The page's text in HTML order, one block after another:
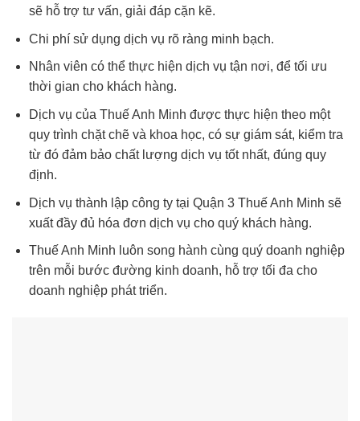
sẽ hỗ trợ tư vấn, giải đáp cặn kẽ.
Chi phí sử dụng dịch vụ rõ ràng minh bạch.
Nhân viên có thể thực hiện dịch vụ tận nơi, để tối ưu
thời gian cho khách hàng.
Dịch vụ của Thuế Anh Minh được thực hiện theo một
quy trình chặt chẽ và khoa học, có sự giám sát, kiểm tra
từ đó đảm bảo chất lượng dịch vụ tốt nhất, đúng quy
định.
Dịch vụ thành lập công ty tại Quận 3 Thuế Anh Minh sẽ
xuất đầy đủ hóa đơn dịch vụ cho quý khách hàng.
Thuế Anh Minh luôn song hành cùng quý doanh nghiệp
trên mỗi bước đường kinh doanh, hỗ trợ tối đa cho
doanh nghiệp phát triển.